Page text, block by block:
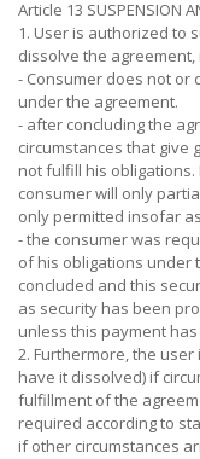
Article 13 SUSPENSION
1. User is authorized to
dissolve the agreement,
- Consumer does not or
under the agreement.
- after concluding the
circumstances that give
not fulfill his
consumer will only
only permitted insofar
- the consumer was
of his obligations under
concluded and this
as security has been
unless this payment
2. Furthermore, the
have it dissolved) if
fulfillment of the
required according to
if other circumstances